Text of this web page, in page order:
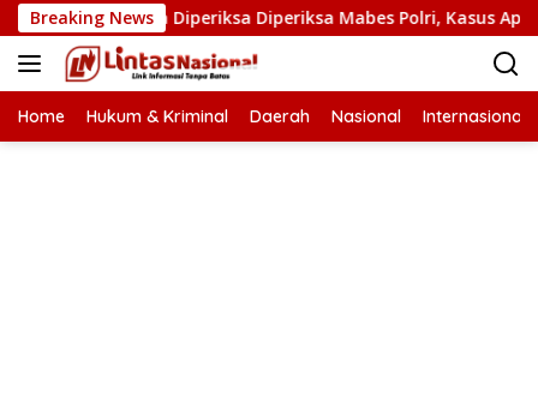
Langsung
ke
konten
Breaking News
Diperiksa Diperiksa Mabes Polri, Kasus Apa?
Home Hukum & Kriminal Daerah Nasional Internasional